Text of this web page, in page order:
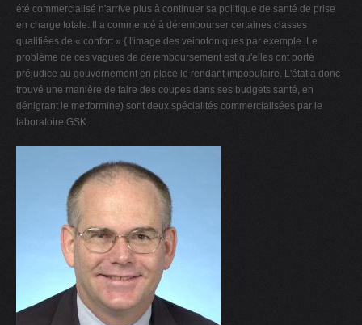
été commercialisé n'arrive plus à continuer sa politique de santé de prise
en charge totale. Il a commencé à dérembourser certaines classes
qualifiées de « confort » { l'image des veinotoniques par exemple. Le
problème de ces vagues de déremboursement est qu'elles ont porté
préjudice au gouvernement en place le rendant impopulaire. L'état a donc
trouvé une manière de faire des coupes dans ses budgets santé, en
dénigrant le metformine) sont deux spécialités commercialisées par le
laboratoire GSK.